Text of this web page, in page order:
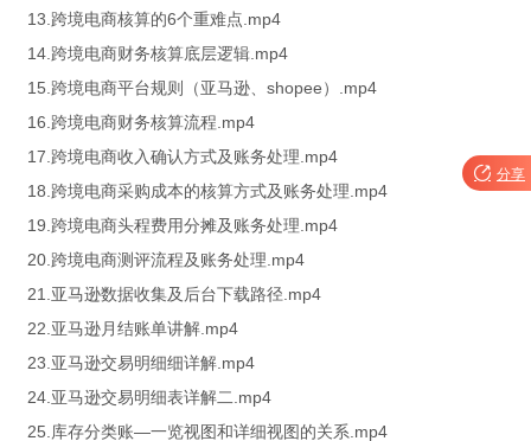
13.跨境电商核算的6个重难点.mp4
14.跨境电商财务核算底层逻辑.mp4
15.跨境电商平台规则（亚马逊、shopee）.mp4
16.跨境电商财务核算流程.mp4
17.跨境电商收入确认方式及账务处理.mp4
18.跨境电商采购成本的核算方式及账务处理.mp4
19.跨境电商头程费用分摊及账务处理.mp4
20.跨境电商测评流程及账务处理.mp4
21.亚马逊数据收集及后台下载路径.mp4
22.亚马逊月结账单讲解.mp4
23.亚马逊交易明细细详解.mp4
24.亚马逊交易明细表详解二.mp4
25.库存分类账—一览视图和详细视图的关系.mp4
 分享